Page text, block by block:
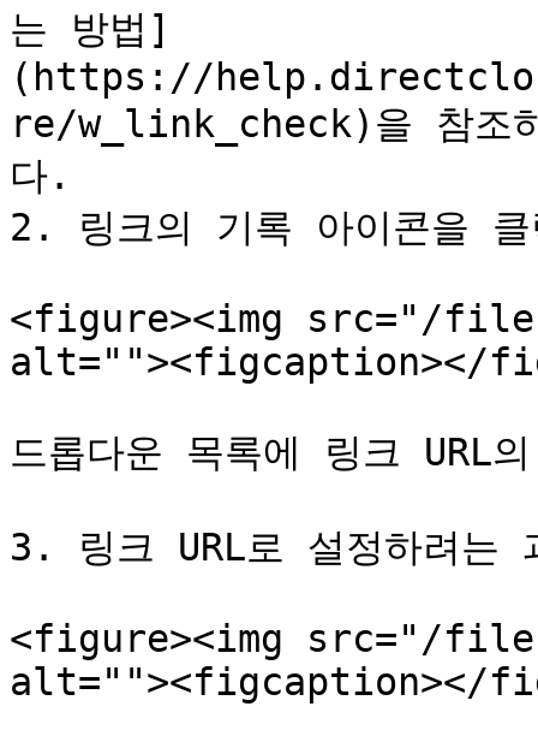
는 방법]
(https://
re/w_link_check)을 참조
다.
2. 링크의 기록 아이콘을 클
<figure><img src="/
alt=""><figcaption></
드롭다운 목록에 링크 URL
3. 링크 URL로 설정하려는
<figure><img src="/
alt=""><figcaption></